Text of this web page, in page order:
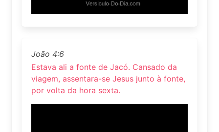
João 4:6
Estava ali a fonte de Jacó. Cansado da
viagem, assentara-se Jesus junto à fonte,
por volta da hora sexta.